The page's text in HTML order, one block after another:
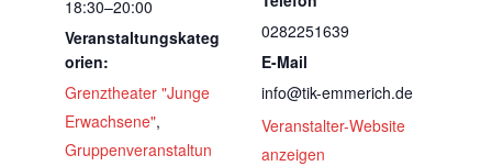
18:30–20:00
Veranstaltungskateg
orien:
Grenztheater "Junge
Erwachsene",
Gruppenveranstaltun
0282251639
E-Mail
info@tik-emmerich.de
Veranstalter-Website
anzeigen